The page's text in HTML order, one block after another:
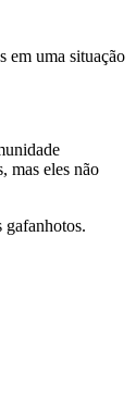
em uma situação
mas eles não
gafanhotos.